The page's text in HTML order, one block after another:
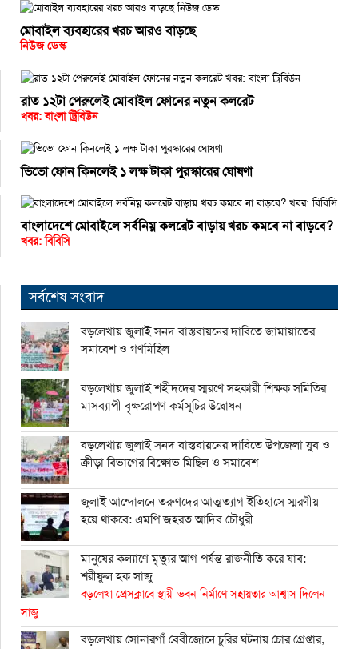
মোবাইল ব্যবহারের খরচ আরও বাড়ছে
নিউজ ডেস্ক
রাত ১২টা পেরুলেই মোবাইল ফোনের নতুন কলরেট
খবর: বাংলা ট্রিবিউন
ভিভো ফোন কিনলেই ১ লক্ষ টাকা পুরস্কারের ঘোষণা
বাংলাদেশে মোবাইলে সর্বনিম্ন কলরেট বাড়ায় খরচ কমবে না বাড়বে?
খবর: বিবিসি
সর্বশেষ সংবাদ
বড়লেখায় জুলাই সনদ বাস্তবায়নের দাবিতে জামায়াতের
সমাবেশ ও গণমিছিল
বড়লেখায় জুলাই শহীদদের স্মরণে সহকারী শিক্ষক সমিতির
মাসব্যাপী বৃক্ষরোপণ কর্মসূচির উদ্বোধন
বড়লেখায় জুলাই সনদ বাস্তবায়নের দাবিতে উপজেলা যুব ও
ক্রীড়া বিভাগের বিক্ষোভ মিছিল ও সমাবেশ
জুলাই আন্দোলনে তরুণদের আত্মত্যাগ ইতিহাসে স্মরণীয়
হয়ে থাকবে: এমপি জহরত আদিব চৌধুরী
মানুষের কল্যাণে মৃত্যুর আগ পর্যন্ত রাজনীতি করে যাব:
শরীফুল হক সাজু
বড়লেখা প্রেসক্লাবে স্থায়ী ভবন নির্মাণে সহায়তার আশ্বাস দিলেন
সাজু
বড়লেখায় সোনারগাঁ বেবীজোনে চুরির ঘটনায় চোর গ্রেপ্তার,